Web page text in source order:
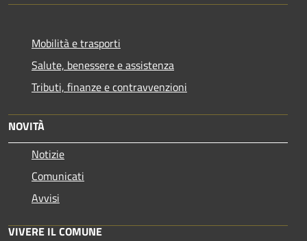
Mobilità e trasporti
Salute, benessere e assistenza
Tributi, finanze e contravvenzioni
NOVITÀ
Notizie
Comunicati
Avvisi
VIVERE IL COMUNE